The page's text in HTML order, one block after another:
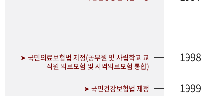
➤ 국민의료보험법 제정(공무원 및 사립학교 교
직원 의료보험 및 지역의료보험 통합)
1998
➤ 국민건강보험법 제정 1999